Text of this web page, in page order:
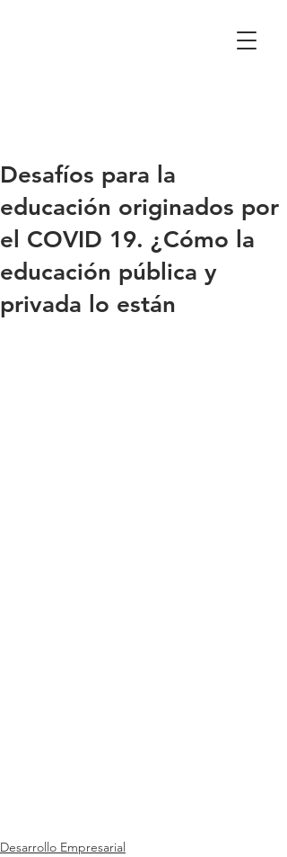
Desafíos para la
educación originados por
el COVID 19. ¿Cómo la
educación pública y
privada lo están
Desarrollo Empresarial